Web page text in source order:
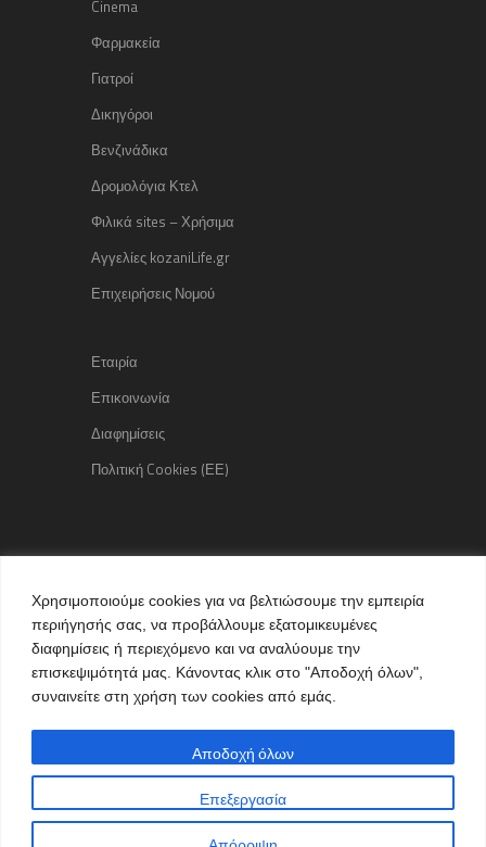
Χρησιμοποιούμε cookies για να βελτιώσουμε την εμπειρία
περιήγησής σας, να προβάλλουμε εξατομικευμένες
διαφημίσεις ή περιεχόμενο και να αναλύουμε την
επισκεψιμότητά μας. Κάνοντας κλικ στο "Αποδοχή όλων",
συναινείτε στη χρήση των cookies από εμάς.
Επεξεργασία
Αποδοχή όλων
Cinema
Φαρμακεία
Γιατροί
Δικηγόροι
Βενζινάδικα
Δρομολόγια Κτελ
Φιλικά sites – Χρήσιμα
Αγγελίες kozaniLife.gr
Επιχειρήσεις Νομού
Εταιρία
Επικοινωνία
Διαφημίσεις
Πολιτική Cookies (ΕΕ)
Copyright © 2015 kozaniLife.gr
All Rights reserved
Internet Services & Advertisement
by kozaniLife.gr